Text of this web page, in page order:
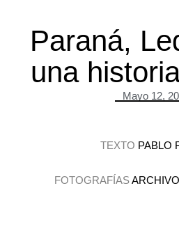
Paraná,
una
Mayo 12,
TEXTO PABLO
FOTOGRAFÍAS